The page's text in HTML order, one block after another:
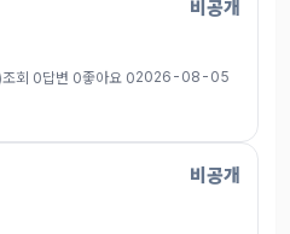
비공개
조회 0답변 0좋아요 02026-08-05
비공개